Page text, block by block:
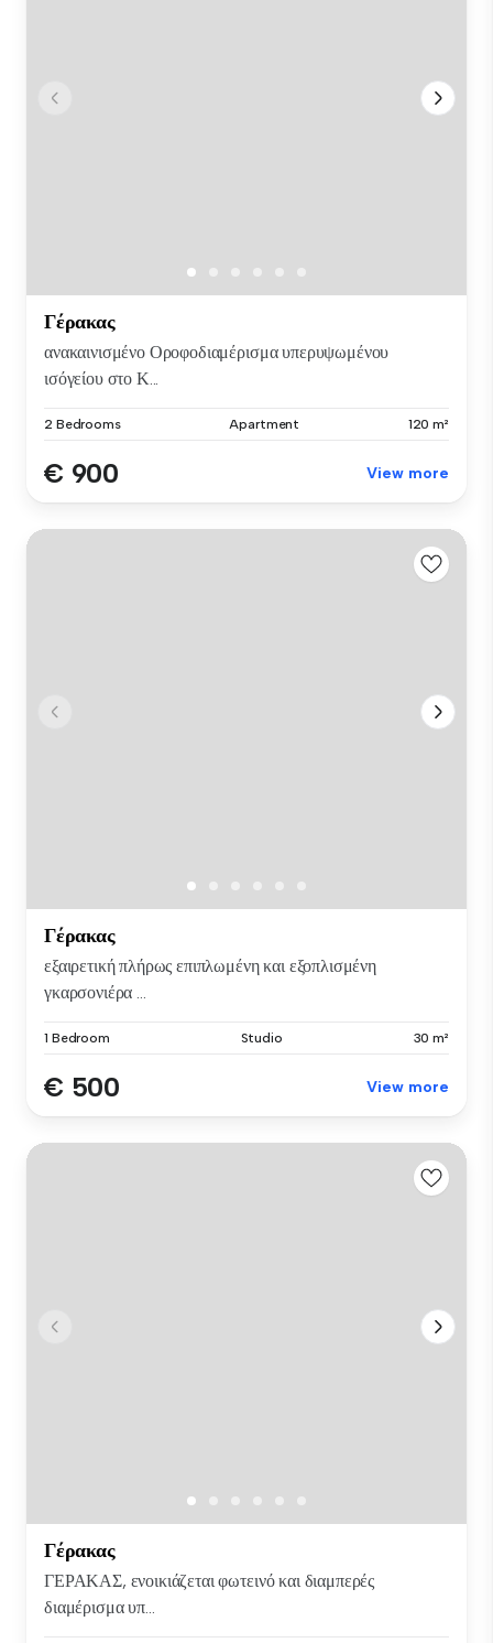
Γέρακας
ανακαινισμένο Οροφοδιαμέρισμα υπερυψωμένου
ισόγείου στο Κ...
2 Bedrooms Apartment 120 m²
€ 900 View more
Γέρακας
εξαιρετική πλήρως επιπλωμένη και εξοπλισμένη
γκαρσονιέρα ...
1 Bedroom Studio 30 m²
€ 500 View more
Γέρακας
ΓΕΡΑΚΑΣ, ενοικιάζεται φωτεινό και διαμπερές
διαμέρισμα υπ...